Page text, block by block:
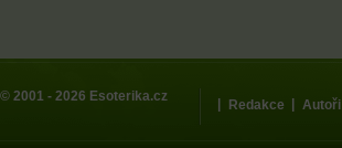
© 2001 - 2026 Esoterika.cz
Redakce Autoři